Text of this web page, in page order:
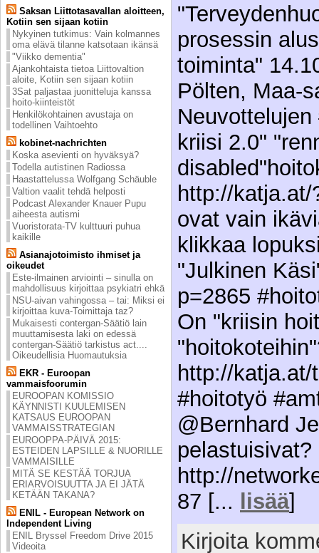
Saksan Liittotasavallan aloitteen,
Kotiin sen sijaan kotiin
Nykyinen tutkimus: Vain kolmannes
oma elävä tilanne katsotaan ikänsä
"Viikko dementia"
Ajankohtaista tietoa Liittovaltion
aloite, Kotiin sen sijaan kotiin
3Sat paljastaa juonitteluja kanssa
hoito-kiinteistöt
Henkilökohtainen avustaja on
todellinen Vaihtoehto
kobinet-nachrichten
Koska asevienti on hyväksyä?
Todella autistinen Radiossa
Haastattelussa Wolfgang Schäuble
Valtion vaalit tehdä helposti
Podcast Alexander Knauer Pupu
aiheesta autismi
Vuoristorata-TV kulttuuri puhua
kaikille
Asianajotoimisto ihmiset ja
oikeudet
Este-ilmainen arviointi – sinulla on
mahdollisuus kirjoittaa psykiatri ehkä
NSU-aivan vahingossa – tai: Miksi ei
kirjoittaa kuva-Toimittaja taz?
Mukaisesti contergan-Säätiö lain
muuttamisesta laki on edessä
contergan-Säätiö tarkistus act....
Oikeudellisia Huomautuksia
EKR - Euroopan
vammaisfoorumin
EUROOPAN KOMISSIO
KÄYNNISTI KUULEMISEN
KATSAUS EUROOPAN
VAMMAISSTRATEGIAN
EUROOPPA-PÄIVÄ 2015:
ESTEIDEN LAPSILLE & NUORILLE
VAMMAISILLE
MITÄ SE KESTÄÄ TORJUA
ERIARVOISUUTTA JA EI JÄTÄ
KETÄÄN TAKANA?
ENIL - European Network on
Independent Living
ENIL Bryssel Freedom Drive 2015
Videoita
prosessin
toiminta"
Pölten, Maa-
kriisi 2.0"
http://
ovat vain
klikkaa
"Julkinen
p=2865
On "kriisin
http://
#hoitotyö
@Bernhard
pelastuisivat?
http://
87 [...
lisää]
Kirjoita